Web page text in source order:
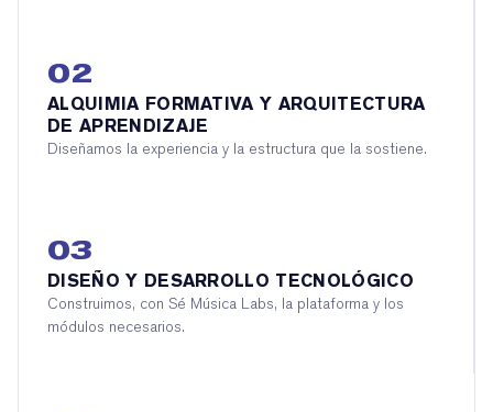
02
ALQUIMIA FORMATIVA Y ARQUITECTURA
DE APRENDIZAJE
Diseñamos la experiencia y la estructura que la sostiene.
03
DISEÑO Y DESARROLLO TECNOLÓGICO
Construimos, con Sé Música Labs, la plataforma y los
módulos necesarios.